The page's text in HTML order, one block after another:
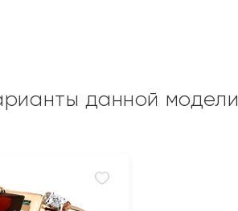
данной модели